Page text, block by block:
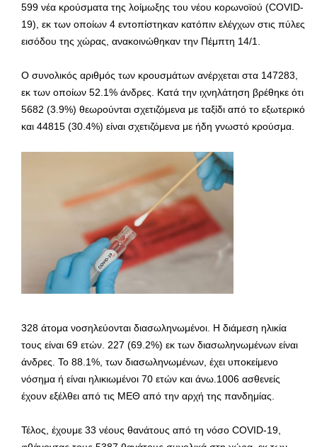
599 νέα κρούσματα της λοίμωξης του νέου κορωνοϊού (COVID-
19), εκ των οποίων 4 εντοπίστηκαν κατόπιν ελέγχων στις πύλες
εισόδου της χώρας, ανακοινώθηκαν την Πέμπτη 14/1.
Ο συνολικός αριθμός των κρουσμάτων ανέρχεται στα 147283,
εκ των οποίων 52.1% άνδρες. Κατά την ιχνηλάτηση βρέθηκε ότι
5682 (3.9%) θεωρούνται σχετιζόμενα με ταξίδι από το εξωτερικό
και 44815 (30.4%) είναι σχετιζόμενα με ήδη γνωστό κρούσμα.
328 άτομα νοσηλεύονται διασωληνωμένοι. Η διάμεση ηλικία
τους είναι 69 ετών. 227 (69.2%) εκ των διασωληνωμένων είναι
άνδρες. To 88.1%, των διασωληνωμένων, έχει υποκείμενο
νόσημα ή είναι ηλικιωμένοι 70 ετών και άνω.1006 ασθενείς
έχουν εξέλθει από τις ΜΕΘ από την αρχή της πανδημίας.
Τέλος, έχουμε 33 νέους θανάτους από τη νόσο COVID-19,